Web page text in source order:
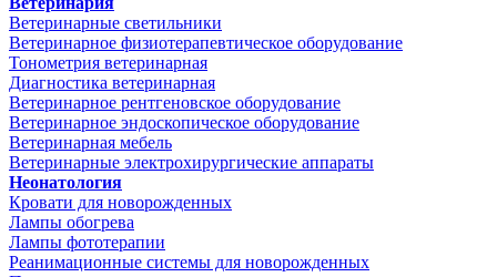
Ветеринарные светильники
Ветеринарное физиотерапевтическое оборудование
Тонометрия ветеринарная
Диагностика ветеринарная
Ветеринарное рентгеновское оборудование
Ветеринарное эндоскопическое оборудование
Ветеринарная мебель
Ветеринарные электрохирургические аппараты
Неонатология
Кровати для новорожденных
Лампы обогрева
Лампы фототерапии
Реанимационные системы для новорожденных